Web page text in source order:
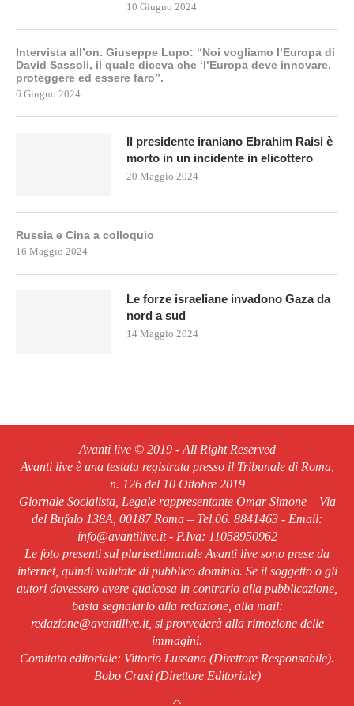
10 Giugno 2024
Intervista all’on. Giuseppe Lupo: “Noi vogliamo l’Europa di
David Sassoli, il quale diceva che ‘l’Europa deve innovare,
proteggere ed essere faro”.
6 Giugno 2024
Il presidente iraniano Ebrahim Raisi è
morto in un incidente in elicottero
20 Maggio 2024
Russia e Cina a colloquio
16 Maggio 2024
Le forze israeliane invadono Gaza da
nord a sud
14 Maggio 2024
Avanti live © 2019 - All Right Reserved
Avanti live è una testata registrata presso il Tribunale di Roma,
n. 126 del 10 Ottobre 2019
Giornale Socialista, Legale rappresentante Omar Simone – Via
del Bufalo 138A, 00187 Roma – Tel.06. 8841463 - Email:
info@avantilive.it - P.Iva: 11058950962
Le foto presenti sul plurisettimanale Avanti live sono prese da
internet, quindi valutate di pubblico dominio. Se il soggetto o gli
autori dovessero avere qualcosa in contrario alla pubblicazione,
basta segnalarlo alla redazione, alla mail:
redazione@avantilive.it, si provvederà alla rimozione delle
immagini.
Comitato editoriale: Vittorio Lussana (Direttore Responsabile).
Bobo Craxi (Direttore Editoriale)